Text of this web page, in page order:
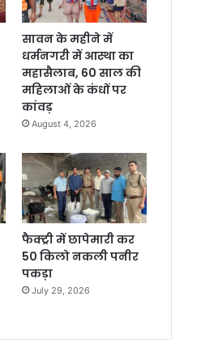
सावन के महीने में
धर्मनगरी में आस्था का
महासैलाब, 60 साल की
महिलाओं के कंधों पर
कांवड़
August 4, 2026
फैक्ट्री में छापेमारी कर
50 किलो नकली पनीर
पकड़ा
July 29, 2026